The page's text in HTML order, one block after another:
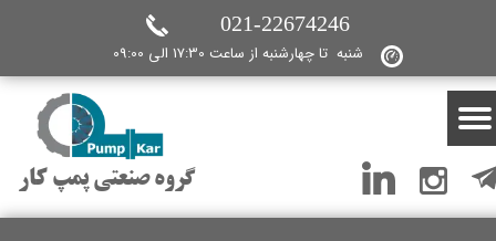
گروه صنعتی پمپ کار
شنبه تا چهارشنبه از ساعت 17:30 الی 09:00
021-22674246